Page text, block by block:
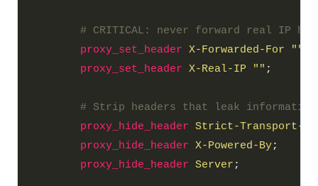
proxy_set_header X-Forwarded-For ""
proxy_set_header X-Real-IP ""
proxy_hide_header Strict-Transport-
proxy_hide_header X-Powered-By
proxy_hide_header Server